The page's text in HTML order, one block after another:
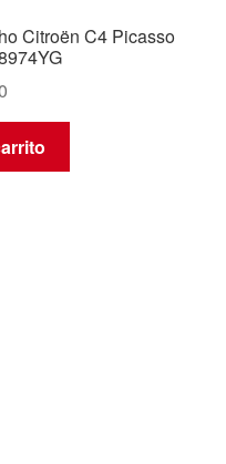
Citroën C4 Picasso